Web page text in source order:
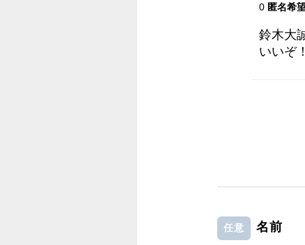
0 匿名希
鈴木大
いいぞ
任意 名前